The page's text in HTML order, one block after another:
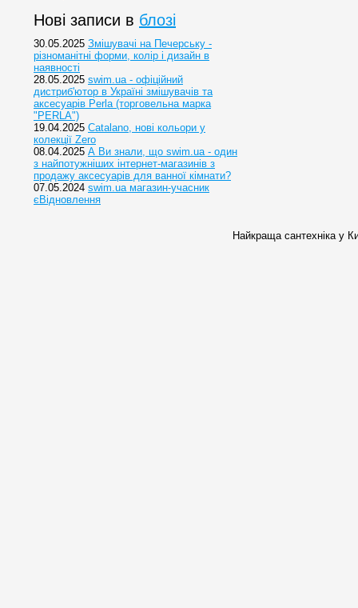
Нові записи в блозі
30.05.2025 Змішувачі на Печерську -
різноманітні форми, колір і дизайн в
наявності
28.05.2025 swim.ua - офіційний
дистриб'ютор в Україні змішувачів та
аксесуарів Perla (торговельна марка
"PERLA")
19.04.2025 Catalano, нові кольори у
колекції Zero
08.04.2025 А Ви знали, що swim.ua - один
з найпотужніших інтернет-магазинів з
продажу аксесуарів для ванної кімнати?
07.05.2024 swim.ua магазин-учасник
єВідновлення
Найкраща сантехніка у